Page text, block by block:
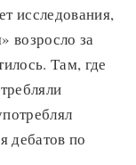
исследования,
возросло за
Там, где
дебатов по